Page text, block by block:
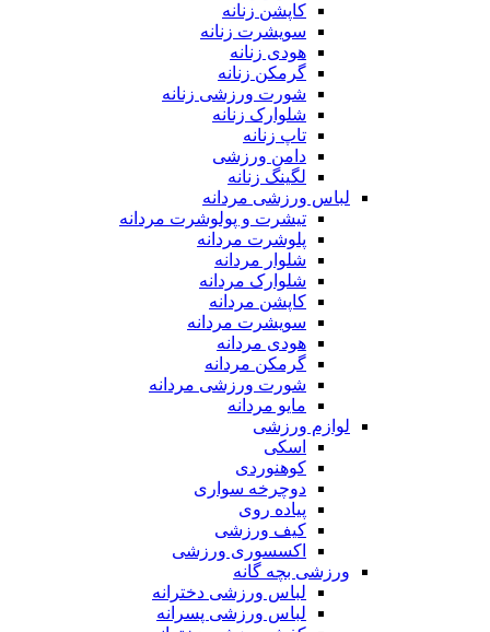
کاپشن زنانه
سویشرت زنانه
هودی زنانه
گرمکن زنانه
شورت ورزشی زنانه
شلوارک زنانه
تاپ زنانه
دامن ورزشی
لگینگ زنانه
لباس ورزشی مردانه
تیشرت و پولوشرت مردانه
پلوشرت مردانه
شلوار مردانه
شلوارک مردانه
کاپشن مردانه
سویشرت مردانه
هودی مردانه
گرمکن مردانه
شورت ورزشی مردانه
مایو مردانه
لوازم ورزشی
اسکی
کوهنوردی
دوچرخه سواری
پیاده روی
کیف ورزشی
اکسسوری ورزشی
ورزشی بچه گانه
لباس ورزشی دخترانه
لباس ورزشی پسرانه